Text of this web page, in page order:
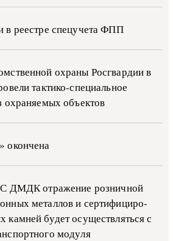
в реестре спецучета ФПП
охраны Росгвардии в
тактико-специальное
охраняемых объектов
окончена
ДМДК от­ра­же­ние роз­ни­ч­ной
ме­тал­лов и сер­ти­фи­ци­ро­
ка­м­ней бу­дет осу­ще­ств­лять­ся с
мо­ду­ля